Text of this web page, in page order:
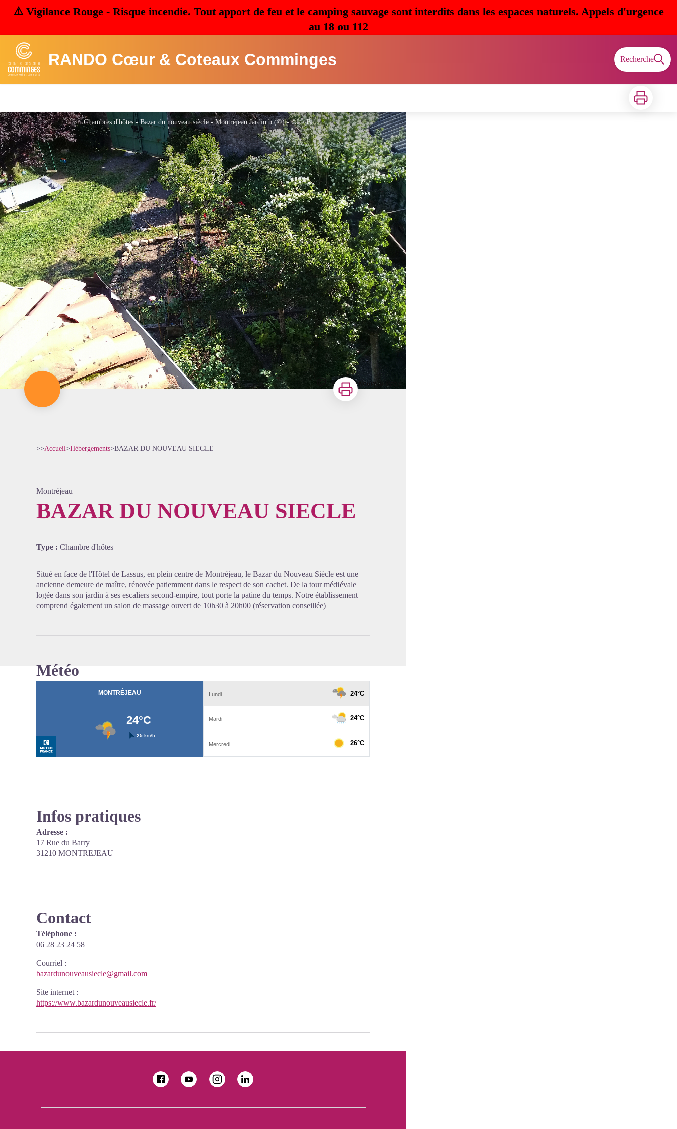
⚠️ Vigilance Rouge - Risque incendie. Tout apport de feu et le camping sauvage sont interdits dans les espaces naturels. Appels d'urgence
au 18 ou 112
RANDO Cœur & Coteaux Comminges Recherche
Imprimer
Chambres d'hôtes - Bazar du nouveau siècle - Montréjeau Jardin b (©) - ©Le Bazar du Nouveau Siècle
Imprimer
>>Accueil>Hébergements>BAZAR DU NOUVEAU SIECLE
Montréjeau
BAZAR DU NOUVEAU SIECLE
Type : Chambre d'hôtes
Situé en face de l'Hôtel de Lassus, en plein centre de Montréjeau, le Bazar du Nouveau Siècle est une
ancienne demeure de maître, rénovée patiemment dans le respect de son cachet. De la tour médiévale
logée dans son jardin à ses escaliers second-empire, tout porte la patine du temps. Notre établissement
comprend également un salon de massage ouvert de 10h30 à 20h00 (réservation conseillée)
Météo
Infos pratiques
Adresse :
17 Rue du Barry
31210 MONTREJEAU
Contact
Téléphone :
06 28 23 24 58
Courriel :
bazardunouveausiecle@gmail.com
Site internet :
https://www.bazardunouveausiecle.fr/